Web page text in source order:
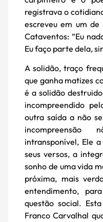
registrava o
escreveu em um de
Cataventos: “Eu
Eu faço parte dela,
A solidão, traço
que ganha matizes
é a solidão
incompreendido
outra saída a não
intransponível, Ele
seus versos, a
sonho de uma vida
próxima, mais
entendimento,
questão social.
Franco Carvalhal